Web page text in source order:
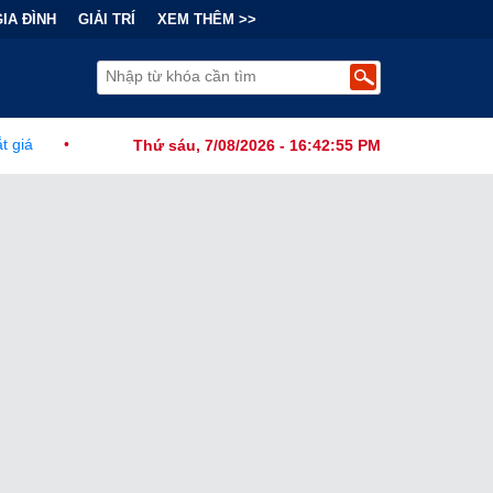
ĐÌNH GIẢI TRÍ XEM THÊM >>
Thứ sáu, 7/08/2026 - 16:42:56 PM
Chính Đằng Sau "Cơn Sốt" Trà Sữa Nhượng Quyền: Lợi Nhuận